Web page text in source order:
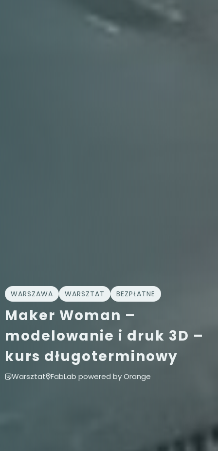
WARSZAWA WARSZTAT BEZPŁATNE
Maker Woman –
modelowanie i druk 3D –
kurs długoterminowy
Warsztat FabLab powered by Orange